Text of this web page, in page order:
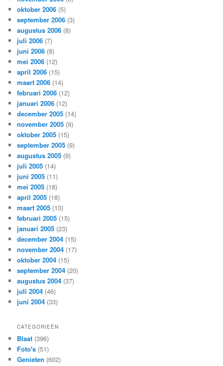
oktober 2006 (5)
september 2006 (3)
augustus 2006 (8)
juli 2006 (7)
juni 2006 (8)
mei 2006 (12)
april 2006 (15)
maart 2006 (14)
februari 2006 (12)
januari 2006 (12)
december 2005 (14)
november 2005 (9)
oktober 2005 (15)
september 2005 (9)
augustus 2005 (9)
juli 2005 (14)
juni 2005 (11)
mei 2005 (18)
april 2005 (18)
maart 2005 (13)
februari 2005 (15)
januari 2005 (23)
december 2004 (15)
november 2004 (17)
oktober 2004 (15)
september 2004 (20)
augustus 2004 (37)
juli 2004 (46)
juni 2004 (33)
CATEGORIEËN
Blaat (396)
Foto's (51)
Genieten (602)